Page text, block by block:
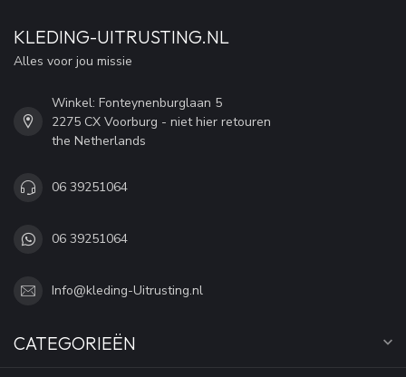
KLEDING-UITRUSTING.NL
Alles voor jou missie
Winkel: Fonteynenburglaan 5
2275 CX Voorburg - niet hier retouren
the Netherlands
06 39251064
06 39251064
Info@kleding-Uitrusting.nl
CATEGORIEËN